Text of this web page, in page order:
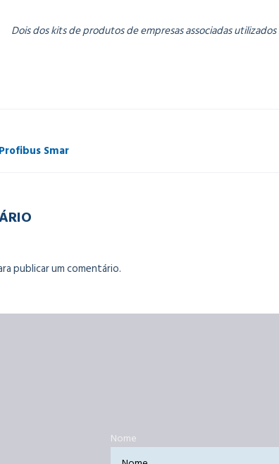
Dois dos kits de produtos de empresas associadas
Smar
publicar um comentário.
Nome